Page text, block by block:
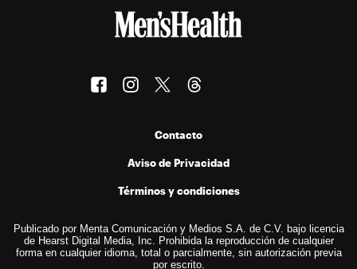
Contacto
Aviso de Privacidad
Términos y condiciones
Publicado por Menta Comunicación y Medios S.A. de C.V. bajo licencia
de Hearst Digital Media, Inc. Prohibida la reproducción de cualquier
forma en cualquier idioma, total o parcialmente, sin autorización previa
por escrito.